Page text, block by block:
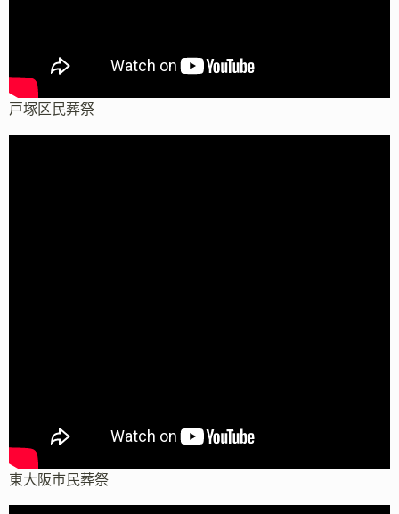
戸塚区民葬祭
東大阪市民葬祭